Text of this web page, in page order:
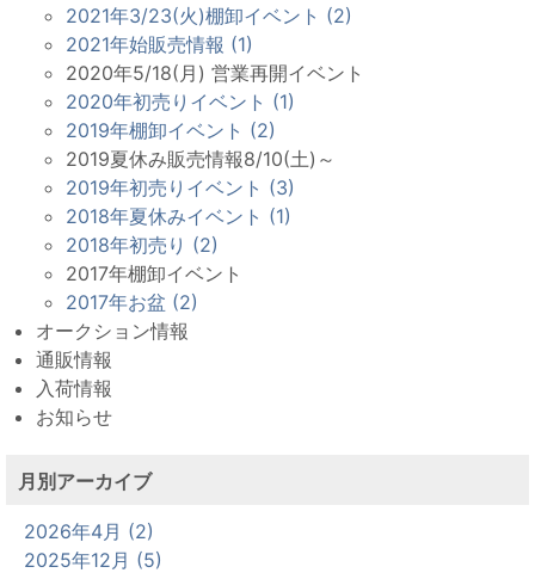
2021年3/23(火)棚卸イベント (2)
2021年始販売情報 (1)
2020年5/18(月) 営業再開イベント
2020年初売りイベント (1)
2019年棚卸イベント (2)
2019夏休み販売情報8/10(土)～
2019年初売りイベント (3)
2018年夏休みイベント (1)
2018年初売り (2)
2017年棚卸イベント
2017年お盆 (2)
オークション情報
通販情報
入荷情報
お知らせ
月別アーカイブ
2026年4月 (2)
2025年12月 (5)